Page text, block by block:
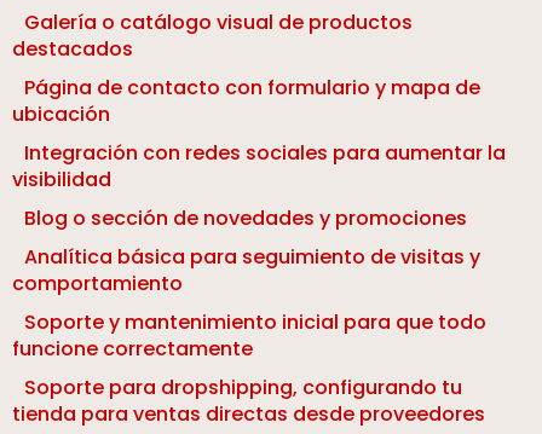
Galería o catálogo visual de productos
destacados
Página de contacto con formulario y mapa de
ubicación
Integración con redes sociales para aumentar la
visibilidad
Blog o sección de novedades y promociones
Analítica básica para seguimiento de visitas y
comportamiento
Soporte y mantenimiento inicial para que todo
funcione correctamente
Soporte para dropshipping, configurando tu
tienda para ventas directas desde proveedores